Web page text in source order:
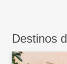
Destinos